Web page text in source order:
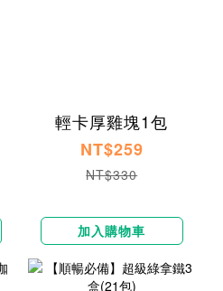
輕卡厚雞塊1包
NT$259
NT$330
加入購物車